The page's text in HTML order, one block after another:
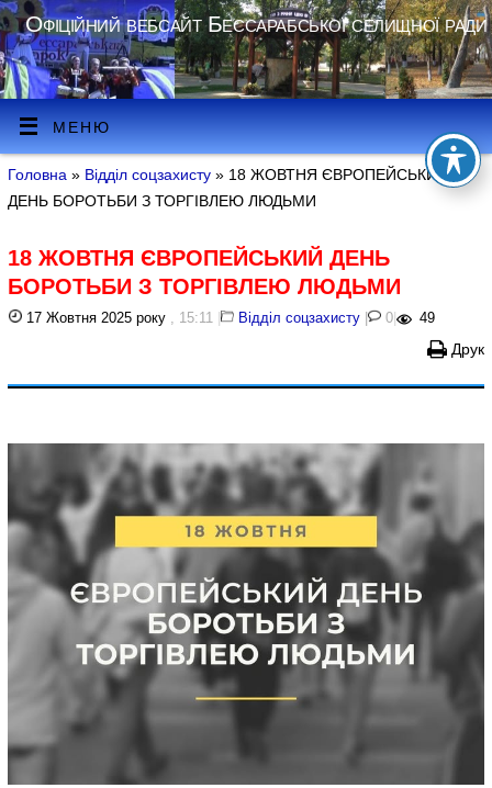
Офіційний вебсайт Бессарабської селищної ради
МЕНЮ
Головна » Відділ соцзахисту » 18 ЖОВТНЯ ЄВРОПЕЙСЬКИЙ
ДЕНЬ БОРОТЬБИ З ТОРГІВЛЕЮ ЛЮДЬМИ
18 ЖОВТНЯ ЄВРОПЕЙСЬКИЙ ДЕНЬ
БОРОТЬБИ З ТОРГІВЛЕЮ ЛЮДЬМИ
17 Жовтня 2025 року , 15:11 | Відділ соцзахисту | 0 | 49
Друк